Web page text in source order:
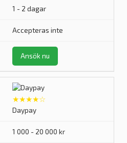
1 - 2 dagar
Accepteras inte
Ansök nu
★★★★☆
Daypay
1 000 - 20 000 kr